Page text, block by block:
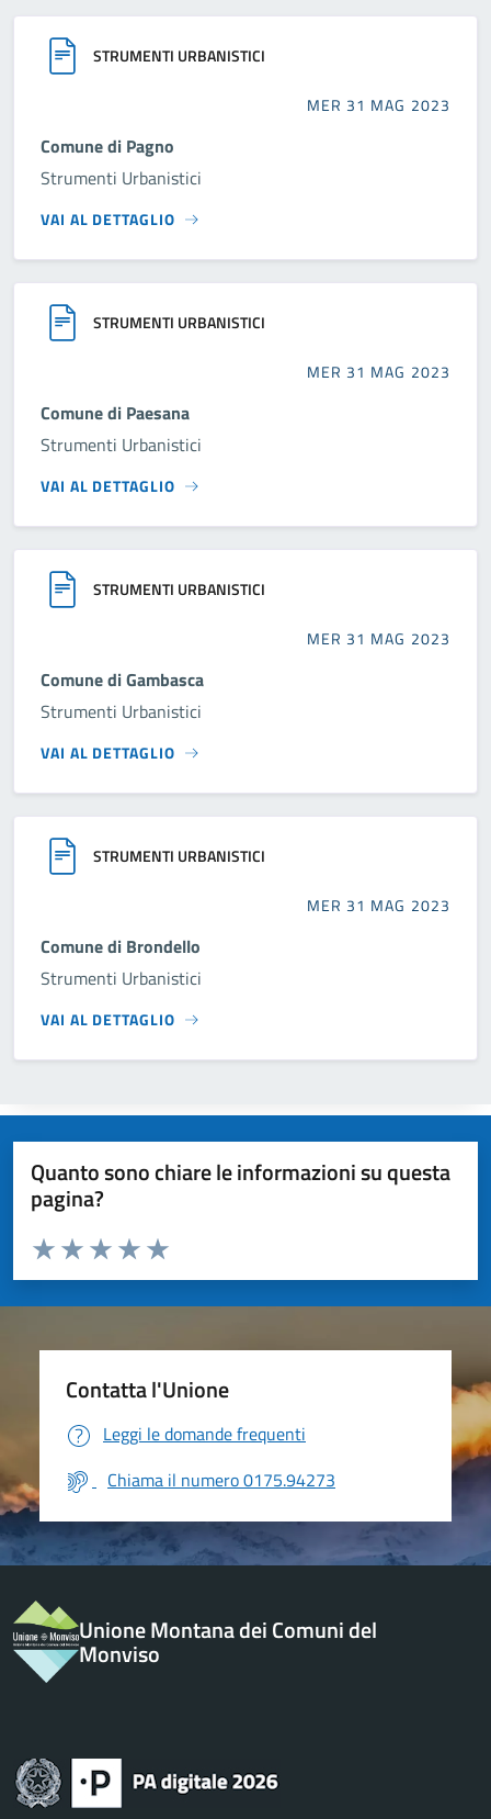
STRUMENTI URBANISTICI
MER 31 MAG 2023
Comune di Pagno
Strumenti Urbanistici
VAI AL DETTAGLIO
STRUMENTI URBANISTICI
MER 31 MAG 2023
Comune di Paesana
Strumenti Urbanistici
VAI AL DETTAGLIO
STRUMENTI URBANISTICI
MER 31 MAG 2023
Comune di Gambasca
Strumenti Urbanistici
VAI AL DETTAGLIO
STRUMENTI URBANISTICI
MER 31 MAG 2023
Comune di Brondello
Strumenti Urbanistici
VAI AL DETTAGLIO
Quanto sono chiare le informazioni su questa
pagina?
Valuta da 1 a 5 stelle la pagina
Valuta 5 stelle su 5
Valuta 4 stelle su 5
Valuta 3 stelle su 5
Valuta 2 stelle su 5
Valuta 1 stelle su 5
Contatta l'Unione
Leggi le domande frequenti
Chiama il numero 0175.94273
Unione Montana dei Comuni del
Monviso